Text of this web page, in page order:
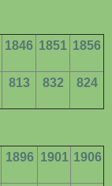
1846 1851 1856
813 832 824
1896 1901 1906